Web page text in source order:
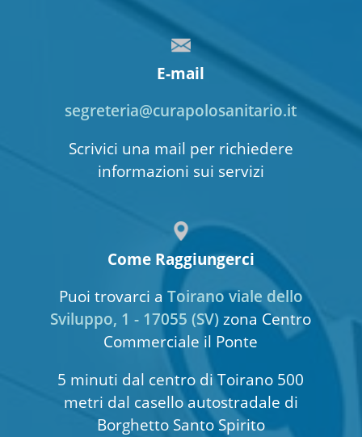
E-mail
segreteria@curapolosanitario.it
Scrivici una mail per richiedere
informazioni sui servizi
Come Raggiungerci
Puoi trovarci a Toirano viale dello
Sviluppo, 1 - 17055 (SV)zona Centro
Commerciale il Ponte
5 minuti dal centro di Toirano 500
metri dal casello autostradale di
Borghetto Santo Spirito